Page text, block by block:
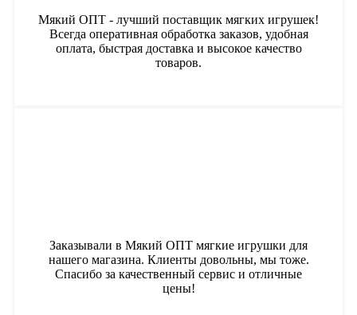
Мякий ОПТ - лучший поставщик мягких игрушек!
Всегда оперативная обработка заказов, удобная
оплата, быстрая доставка и высокое качество
товаров.
Заказывали в Мякий ОПТ мягкие игрушки для
нашего магазина. Клиенты довольны, мы тоже.
Спасибо за качественный сервис и отличные
цены!